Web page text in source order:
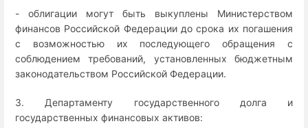
- облигации могут быть выкуплены Министерством
финансов Российской Федерации до срока их погашения
с возможностью их последующего обращения с
соблюдением требований, установленных бюджетным
законодательством Российской Федерации.
3. Департаменту государственного долга и
государственных финансовых активов: